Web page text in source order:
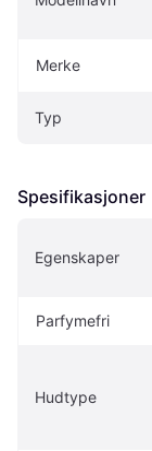
Merke
Typ
Spesifikasjoner
Egenskaper
Parfymefri
Hudtype